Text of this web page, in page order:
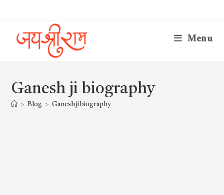
Menu
Ganesh ji biography
> Blog > Ganesh ji biography